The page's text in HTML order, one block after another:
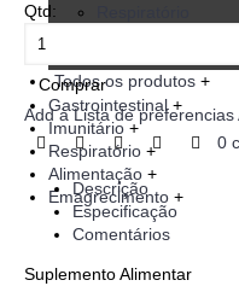
Todos os produtos +
Gastrointestinal +
Imunitário+
Respiratório +
Alimentação +
Emagrecimento +
Qtd:
Comprar
Add à Lista de preferencias
0
Descrição
Especificação
Comentários
Suplemento Alimentar